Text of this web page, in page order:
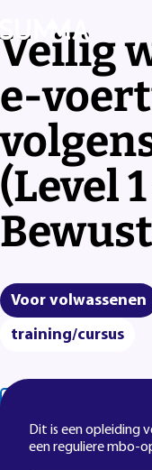
Veilig
e-
(Level
Voor volwassenen
training/cursus
Dit is een opleiding
een reguliere mbo-